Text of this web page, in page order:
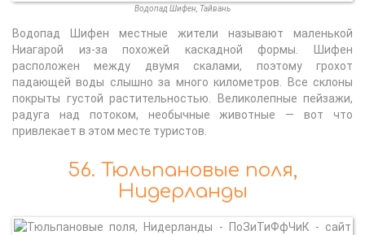
Водопад Шифен, Тайвань
Водопад Шифен местные жители называют маленькой
Ниагарой из-за похожей каскадной формы. Шифен
расположен между двумя скалами, поэтому грохот
падающей воды слышно за много километров. Все склоны
покрыты густой растительностью. Великолепные пейзажи,
радуга над потоком, необычные животные — вот что
привлекает в этом месте туристов.
56. Тюльпановые поля,
Нидерланды